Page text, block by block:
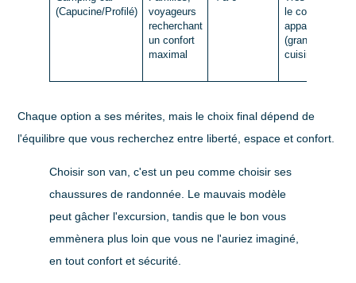
(Capucine/Profilé)
voyageurs
recherchant
un confort
maximal
le confort d'un
appartement
(grande sdb,
cuisine
Chaque option a ses mérites, mais le choix final dépend de
l'équilibre que vous recherchez entre liberté, espace et confort.
Choisir son van, c'est un peu comme choisir ses
chaussures de randonnée. Le mauvais modèle
peut gâcher l'excursion, tandis que le bon vous
emmènera plus loin que vous ne l'auriez imaginé,
en tout confort et sécurité.